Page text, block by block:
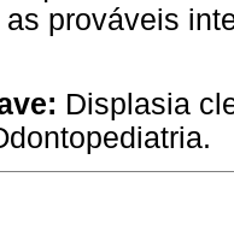
prováveis
Displasia